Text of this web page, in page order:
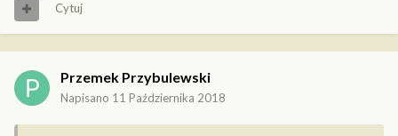
Cytuj
Przemek Przybulewski
Napisano 11 Października 2018